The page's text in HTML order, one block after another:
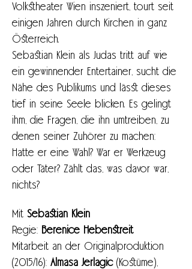
Volkstheater Wien inszeniert, tourt seit
einigen Jahren durch Kirchen in ganz
Österreich.
Sebastian Klein als Judas tritt auf wie
ein gewinnender Entertainer, sucht die
Nähe des Publikums und lässt dieses
tief in seine Seele blicken. Es gelingt
ihm, die Fragen, die ihn umtreiben, zu
denen seiner Zuhörer zu machen:
Hatte er eine Wahl? War er Werkzeug
oder Täter? Zählt das, was davor war,
nichts?
Mit Sebastian Klein
Regie: Bérénice Hebenstreit
Mitarbeit an der Originalproduktion
(2015/16): Almasa Jerlagic (Kostüme),